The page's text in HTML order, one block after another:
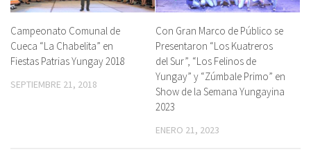
Campeonato Comunal de
Cueca “La Chabelita” en
Fiestas Patrias Yungay 2018
SEPTIEMBRE 21, 2018
Con Gran Marco de Público se
Presentaron “Los Kuatreros
del Sur”, “Los Felinos de
Yungay” y “Zúmbale Primo” en
Show de la Semana Yungayina
2023
ENERO 21, 2023